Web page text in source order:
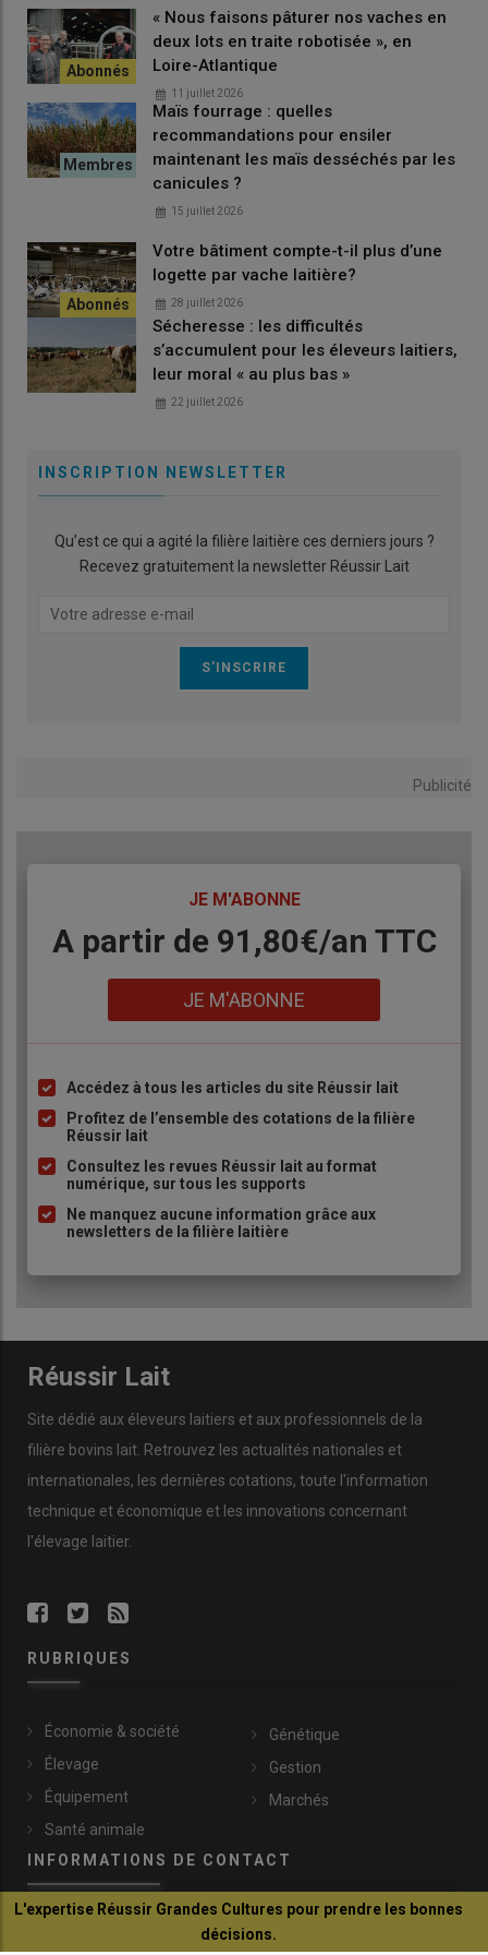
régulières. Cet épisode va forcément décaler la récolte mais
nous nous adapterons. »
« Nous faisons pâturer nos vaches en
deux lots en traite robotisée », en
Loire-Atlantique
11 juillet 2026
Maïs fourrage : quelles
recommandations pour ensiler
maintenant les maïs desséchés par les
canicules ?
15 juillet 2026
Votre bâtiment compte-t-il plus d’une
logette par vache laitière?
28 juillet 2026
Sécheresse : les difficultés
s’accumulent pour les éleveurs laitiers,
leur moral « au plus bas »
22 juillet 2026
INSCRIPTION NEWSLETTER
Qu’est ce qui a agité la filière laitière ces derniers jours ?
Recevez gratuitement la newsletter Réussir Lait
Publicité
JE M'ABONNE
Body
A partir de 91,80€/an​ TTC
JE M'ABONNE
Liste
à
puce
Accédez à tous les articles du site Réussir lait
Profitez de l’ensemble des cotations de la filière
Réussir lait
Consultez les revues Réussir lait au format
numérique, sur tous les supports
Ne manquez aucune information grâce aux
newsletters de la filière laitière
Réussir Lait
Site dédié aux éleveurs laitiers et aux professionnels de la
filière bovins lait. Retrouvez les actualités nationales et
internationales, les dernières cotations, toute l'information
technique et économique et les innovations concernant
l'élevage laitier.
RUBRIQUES
Économie & société
Élevage
Équipement
Santé animale
Génétique
Gestion
Marchés
INFORMATIONS DE CONTACT
communication@reussir.fr
L'expertise Réussir Grandes Cultures pour prendre les bonnes
décisions.